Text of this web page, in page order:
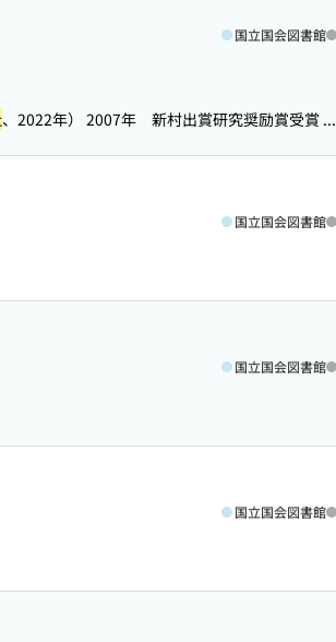
国立国会図書館
、2022年） 2007年 新村出賞研究奨励賞受賞 ...
国立国会図書館
国立国会図書館
国立国会図書館